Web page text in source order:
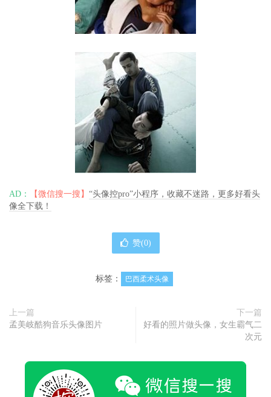
AD： 【微信搜一搜】 “头像控pro”小程序，收藏不迷路，更多好看头
像全下载！
赞(0)
标签： 巴西柔术头像
上一篇
孟美岐酷狗音乐头像图片
下一篇
好看的照片做头像，女生霸气二
次元